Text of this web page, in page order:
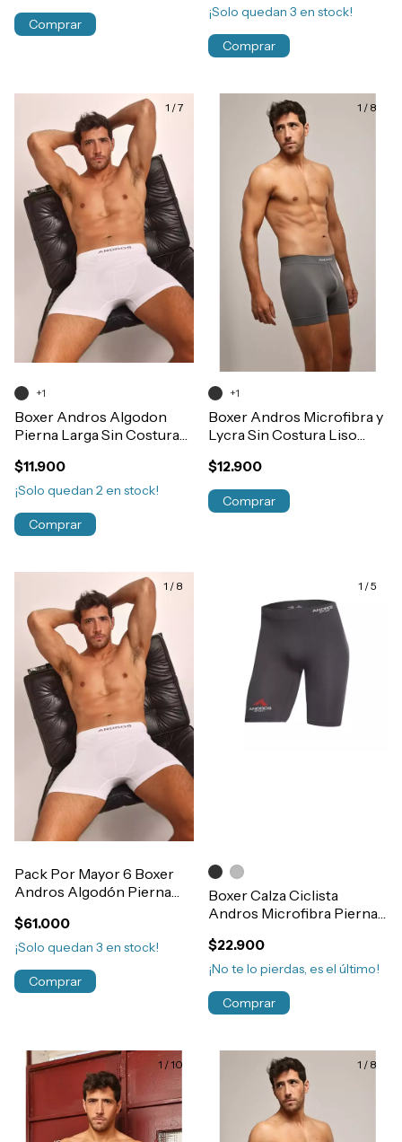
Comprar
¡Solo quedan 3 en stock!
Comprar
1 /7
Boxer Andros Algodon
Pierna Larga Sin Costura
$11.900
¡Solo quedan 2en stock!
+1
Comprar
1 / 8
Boxer Andros Microfibra y
Lycra Sin Costura Liso
$12.900
+1
Comprar
1 / 8
Pack Por Mayor 6 Boxer
Andros Algodón Pierna
$61.000
¡Solo quedan 3 en stock!
Comprar
1 /5
Boxer Calza Ciclista
Andros Microfibra Pierna
$22.900
¡No te lo pierdas, es el último!
Comprar
1 /10 1 / 8